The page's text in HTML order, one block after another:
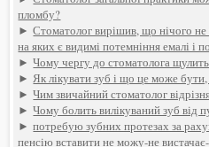
пломбу?
►Стоматолог вирішив, що нічого
на яких є видимі потемніння емалі і
►Чому чергу до стоматолога
►Як лікувати зуб і що це може
►Чим звичайний стоматолог
►Чому болить вилікуваний зуб від
►потребую зубних протезах за
пенсію вставити не можу-не